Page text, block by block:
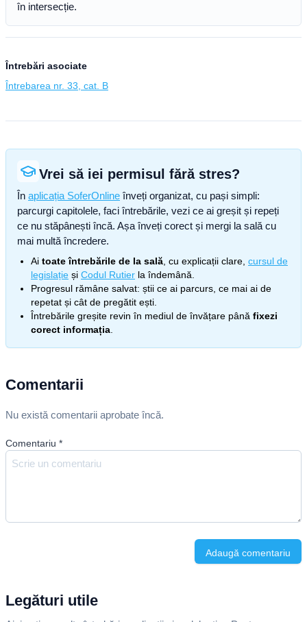
în intersecție.
Întrebări asociate
Întrebarea nr. 33, cat. B
Vrei să iei permisul fără stres?
În aplicația SoferOnline înveți organizat, cu pași simpli:
parcurgi capitolele, faci întrebările, vezi ce ai greșit și repeți
ce nu stăpânești încă. Așa înveți corect și mergi la sală cu
mai multă încredere.
Ai toate întrebările de la sală , cu explicații clare, cursul de
legislație și Codul Rutier la îndemână.
Progresul rămâne salvat: știi ce ai parcurs, ce mai ai de
repetat și cât de pregătit ești.
Întrebările greșite revin în mediul de învățare până fixezi
corect informația
Comentarii
Nu există comentarii aprobate încă.
Comentariu *
Adaugă comentariu
Legături utile